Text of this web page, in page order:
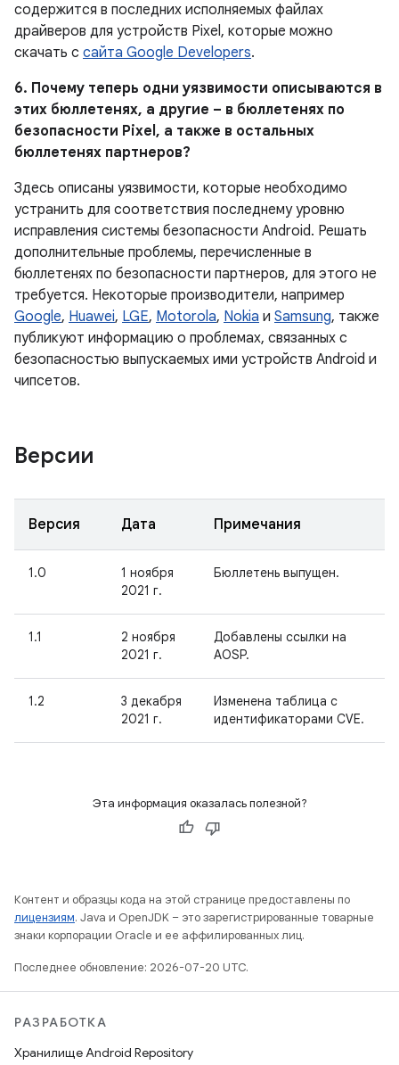
содержится в последних исполняемых файлах
драйверов для устройств Pixel, которые можно
скачать с сайта Google Developers.
6. Почему теперь одни уязвимости описываются в
этих бюллетенях, а другие – в бюллетенях по
безопасности Pixel, а также в остальных
бюллетенях партнеров?
Здесь описаны уязвимости, которые необходимо
устранить для соответствия последнему уровню
исправления системы безопасности Android. Решать
дополнительные проблемы, перечисленные в
бюллетенях по безопасности партнеров, для этого не
требуется. Некоторые производители, например
Google, Huawei, LGE, Motorola, Nokia и Samsung, также
публикуют информацию о проблемах, связанных с
безопасностью выпускаемых ими устройств Android и
чипсетов.
Версии
Версия Дата Примечания
1.0
1 ноября
2021 г.
Бюллетень выпущен.
1.1
2 ноября
2021 г.
Добавлены ссылки на
AOSP.
1.2
3 декабря
2021 г.
Изменена таблица с
идентификаторами CVE.
Эта информация оказалась полезной?
Контент и образцы кода на этой странице предоставлены по
лицензиям. Java и OpenJDK – это зарегистрированные товарные
знаки корпорации Oracle и ее аффилированных лиц.
Последнее обновление: 2026-07-20 UTC.
РАЗРАБОТКА
Хранилище Android Repository